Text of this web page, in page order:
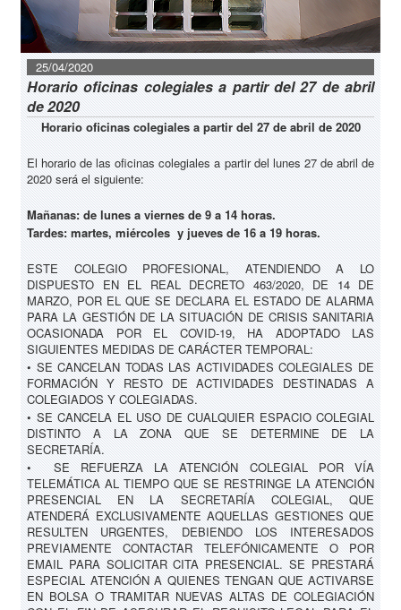
25/04/2020
Horario oficinas colegiales a partir del 27 de abril
de 2020
Horario oficinas colegiales a partir del 27 de abril de 2020
El horario de las oficinas colegiales a partir del lunes 27 de abril de
2020 será el siguiente:
Mañanas: de lunes a viernes de 9 a 14 horas.
Tardes: martes, miércoles y jueves de 16 a 19 horas.
ESTE COLEGIO PROFESIONAL, ATENDIENDO A LO
DISPUESTO EN EL REAL DECRETO 463/2020, DE 14 DE
MARZO, POR EL QUE SE DECLARA EL ESTADO DE ALARMA
PARA LA GESTIÓN DE LA SITUACIÓN DE CRISIS SANITARIA
OCASIONADA POR EL COVID-19, HA ADOPTADO LAS
SIGUIENTES MEDIDAS DE CARÁCTER TEMPORAL:
• SE CANCELAN TODAS LAS ACTIVIDADES COLEGIALES DE
FORMACIÓN Y RESTO DE ACTIVIDADES DESTINADAS A
COLEGIADOS Y COLEGIADAS.
• SE CANCELA EL USO DE CUALQUIER ESPACIO COLEGIAL
DISTINTO A LA ZONA QUE SE DETERMINE DE LA
SECRETARÍA.
• SE REFUERZA LA ATENCIÓN COLEGIAL POR VÍA
TELEMÁTICA AL TIEMPO QUE SE RESTRINGE LA ATENCIÓN
PRESENCIAL EN LA SECRETARÍA COLEGIAL, QUE
ATENDERÁ EXCLUSIVAMENTE AQUELLAS GESTIONES QUE
RESULTEN URGENTES, DEBIENDO LOS INTERESADOS
PREVIAMENTE CONTACTAR TELEFÓNICAMENTE O POR
EMAIL PARA SOLICITAR CITA PRESENCIAL. SE PRESTARÁ
ESPECIAL ATENCIÓN A QUIENES TENGAN QUE ACTIVARSE
EN BOLSA O TRAMITAR NUEVAS ALTAS DE COLEGIACIÓN